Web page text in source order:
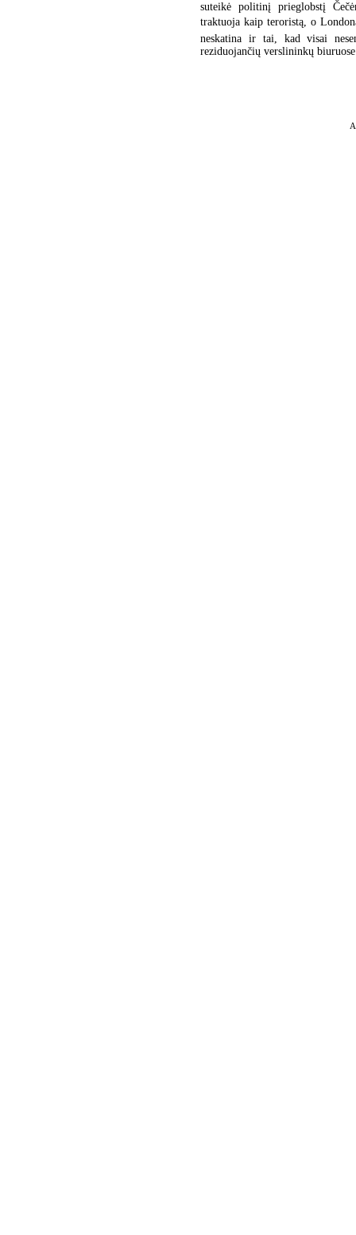
suteikė politinį prieglobstį
traktuoja kaip teroristą, o
neskatina ir tai, kad visai
reziduojančių verslininkų